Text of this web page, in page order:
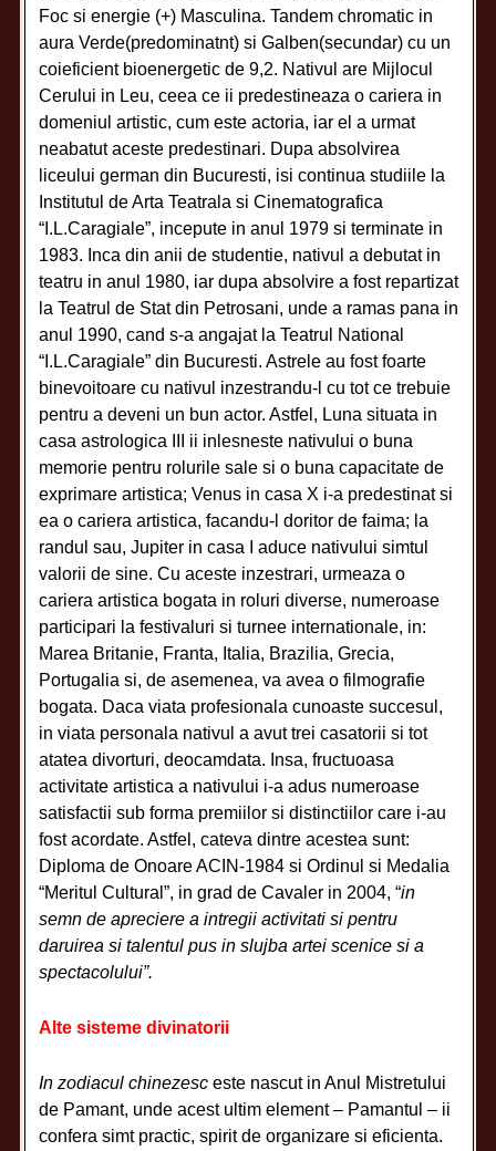
Foc si energie (+) Masculina. Tandem chromatic in
aura Verde(predominatnt) si Galben(secundar) cu un
coieficient bioenergetic de 9,2. Nativul are Mijlocul
Cerului in Leu, ceea ce ii predestineaza o cariera in
domeniul artistic, cum este actoria, iar el a urmat
neabatut aceste predestinari. Dupa absolvirea
liceului german din Bucuresti, isi continua studiile la
Institutul de Arta Teatrala si Cinematografica
“I.L.Caragiale”, incepute in anul 1979 si terminate in
1983. Inca din anii de studentie, nativul a debutat in
teatru in anul 1980, iar dupa absolvire a fost repartizat
la Teatrul de Stat din Petrosani, unde a ramas pana in
anul 1990, cand s-a angajat la Teatrul National
“I.L.Caragiale” din Bucuresti. Astrele au fost foarte
binevoitoare cu nativul inzestrandu-l cu tot ce trebuie
pentru a deveni un bun actor. Astfel, Luna situata in
casa astrologica III ii inlesneste nativului o buna
memorie pentru rolurile sale si o buna capacitate de
exprimare artistica; Venus in casa X i-a predestinat si
ea o cariera artistica, facandu-l doritor de faima; la
randul sau, Jupiter in casa I aduce nativului simtul
valorii de sine. Cu aceste inzestrari, urmeaza o
cariera artistica bogata in roluri diverse, numeroase
participari la festivaluri si turnee internationale, in:
Marea Britanie, Franta, Italia, Brazilia, Grecia,
Portugalia si, de asemenea, va avea o filmografie
bogata. Daca viata profesionala cunoaste succesul,
in viata personala nativul a avut trei casatorii si tot
atatea divorturi, deocamdata. Insa, fructuoasa
activitate artistica a nativului i-a adus numeroase
satisfactii sub forma premiilor si distinctiilor care i-au
fost acordate. Astfel, cateva dintre acestea sunt:
Diploma de Onoare ACIN-1984 si Ordinul si Medalia
“Meritul Cultural”, in grad de Cavaler in 2004, “in
semn de apreciere a intregii activitati si pentru
daruirea si talentul pus in slujba artei scenice si a
spectacolului”.
Alte sisteme divinatorii
In zodiacul chinezesc este nascut in Anul Mistretului
de Pamant, unde acest ultim element – Pamantul – ii
confera simt practic, spirit de organizare si eficienta.